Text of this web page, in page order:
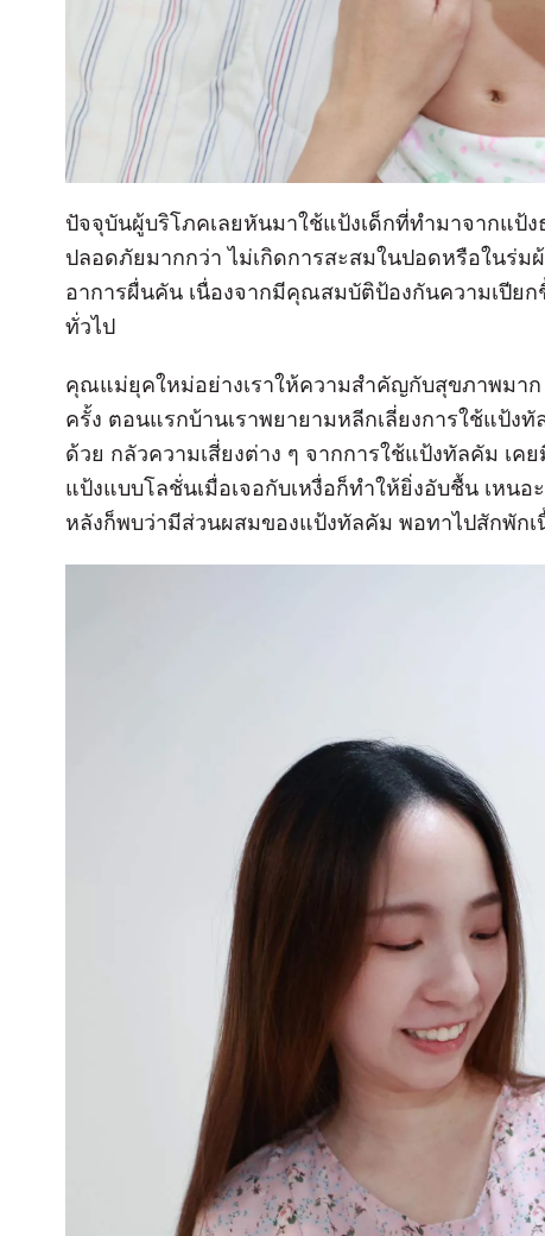
ปัจจุบันผู้บริโภคเลยหันมาใช้แป้งเด็กที่ทำมาจากแป้
ปลอดภัยมากกว่า ไม่เกิดการสะสมในปอดหรือในร่ม
อาการผื่นคัน เนื่องจากมีคุณสมบัติป้องกันความเปีย
ทั่วไป
คุณแม่ยุคใหม่อย่างเราให้ความสำคัญกับสุขภาพมา
ครั้ง ตอนแรกบ้านเราพยายามหลีกเลี่ยงการใช้แป้ง
ด้วย กลัวความเสี่ยงต่าง ๆ จากการใช้แป้งทัลคัม เ
แป้งแบบโลชั่นเมื่อเจอกับเหงื่อก็ทำให้ยิ่งอับชื้น เหน
หลังก็พบว่ามีส่วนผสมของแป้งทัลคัม พอทาไปสักพัก